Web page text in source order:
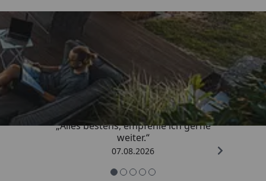
Trusted Shops
4,81/ 5
„Alles bestens, empfehle ich gerne
weiter.“
07.08.2026